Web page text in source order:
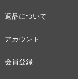
返品について
アカウント
会員登録